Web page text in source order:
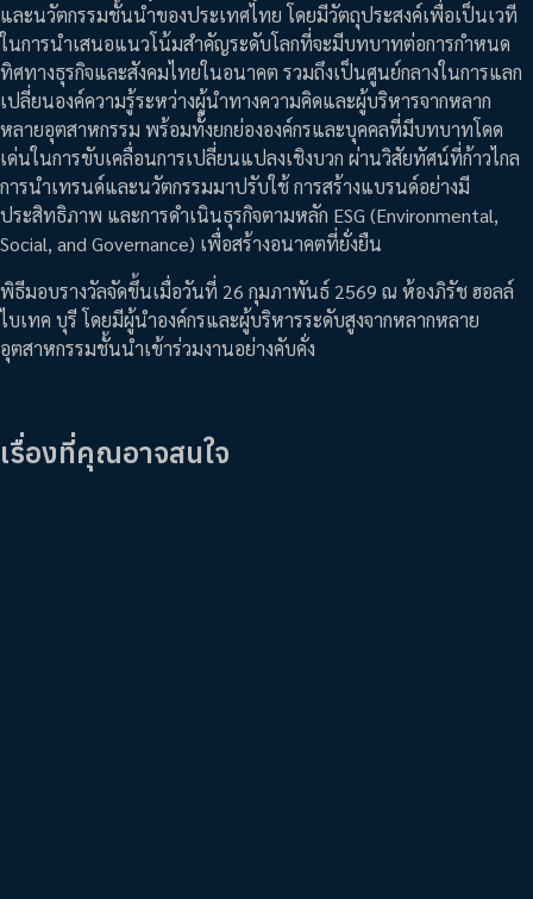
และนวัตกรรมชั้นนำของประเทศไทย โดยมีวัตถุประสงค์เพื่อเป็นเวที
ในการนำเสนอแนวโน้มสำคัญระดับโลกที่จะมีบทบาทต่อการกำหนด
ทิศทางธุรกิจและสังคมไทยในอนาคต รวมถึงเป็นศูนย์กลางในการแลก
เปลี่ยนองค์ความรู้ระหว่างผู้นำทางความคิดและผู้บริหารจากหลาก
หลายอุตสาหกรรม พร้อมทั้งยกย่ององค์กรและบุคคลที่มีบทบาทโดด
เด่นในการขับเคลื่อนการเปลี่ยนแปลงเชิงบวก ผ่านวิสัยทัศน์ที่ก้าวไกล
การนำเทรนด์และนวัตกรรมมาปรับใช้ การสร้างแบรนด์อย่างมี
ประสิทธิภาพ และการดำเนินธุรกิจตามหลัก ESG (Environmental,
Social, and Governance) เพื่อสร้างอนาคตที่ยั่งยืน
พิธีมอบรางวัลจัดขึ้นเมื่อวันที่ 26 กุมภาพันธ์ 2569 ณ ห้องภิรัช ฮอลล์
ไบเทค บุรี โดยมีผู้นำองค์กรและผู้บริหารระดับสูงจากหลากหลาย
อุตสาหกรรมชั้นนำเข้าร่วมงานอย่างคับคั่ง
เรื่องที่คุณอาจสนใจ